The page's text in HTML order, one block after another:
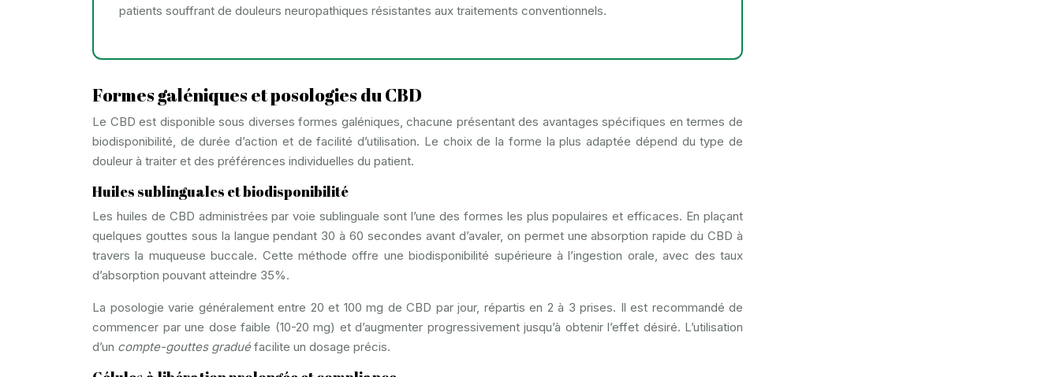
patients souffrant de douleurs neuropathiques résistantes aux traitements conventionnels.
Formes galéniques et posologies du CBD
Le CBD est disponible sous diverses formes galéniques, chacune présentant des avantages spécifiques en termes de
biodisponibilité, de durée d’action et de facilité d’utilisation. Le choix de la forme la plus adaptée dépend du type de
douleur à traiter et des préférences individuelles du patient.
Huiles sublinguales et biodisponibilité
Les huiles de CBD administrées par voie sublinguale sont l’une des formes les plus populaires et efficaces. En plaçant
quelques gouttes sous la langue pendant 30 à 60 secondes avant d’avaler, on permet une absorption rapide du CBD à
travers la muqueuse buccale. Cette méthode offre une biodisponibilité supérieure à l’ingestion orale, avec des taux
d’absorption pouvant atteindre 35%.
La posologie varie généralement entre 20 et 100 mg de CBD par jour, répartis en 2 à 3 prises. Il est recommandé de
commencer par une dose faible (10-20 mg) et d’augmenter progressivement jusqu’à obtenir l’effet désiré. L’utilisation
d’un compte-gouttes graduéfacilite un dosage précis.